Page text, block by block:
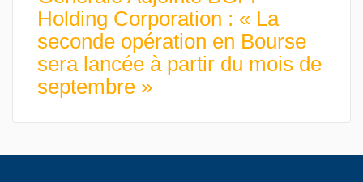
Holding Corporation : « La
seconde opération en Bourse
sera lancée à partir du mois de
septembre »